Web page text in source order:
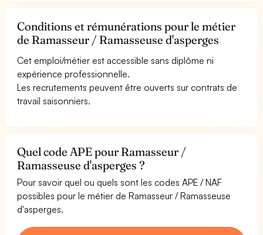
Conditions et rémunérations pour le métier
de Ramasseur / Ramasseuse d'asperges
Cet emploi/métier est accessible sans diplôme ni
expérience professionnelle.
Les recrutements peuvent être ouverts sur contrats de
travail saisonniers.
Quel code APE pour Ramasseur /
Ramasseuse d'asperges ?
Pour savoir quel ou quels sont les codes APE / NAF
possibles pour le métier de Ramasseur / Ramasseuse
d'asperges.